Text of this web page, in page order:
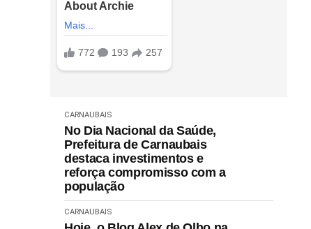
CARNAUBAIS
No Dia Nacional da Saúde,
Prefeitura de Carnaubais
destaca investimentos e
reforça compromisso com a
população
CARNAUBAIS